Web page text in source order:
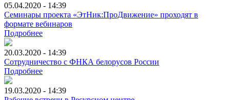
05.04.2020 - 14:39
Семинары проекта «ЭтНик:ПроДвижение» проходят в
формате вебинаров
Подробнее
20.03.2020 - 14:39
Сотрудничество с ФНКА белорусов России
Подробнее
19.03.2020 - 14:39